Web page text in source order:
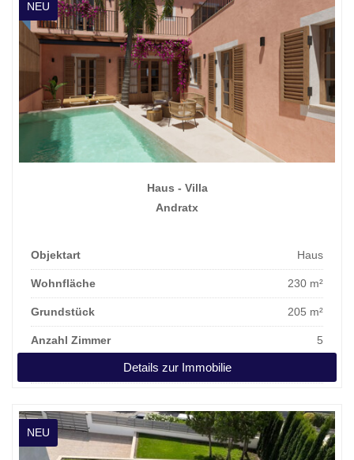
NEU
Haus - Villa
Andratx
Objektart Haus
Wohnfläche 230 m²
Grundstück 205 m²
Anzahl Zimmer 5
Details zur Immobilie
NEU